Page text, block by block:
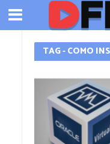
TAG - COMO